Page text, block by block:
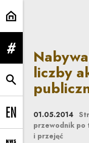
Nabywanie
rozwiń menu
rozwiń wyszukiwarkę
Change language to EN
liczby
01.05.2014
przewodnik po
i przejęć